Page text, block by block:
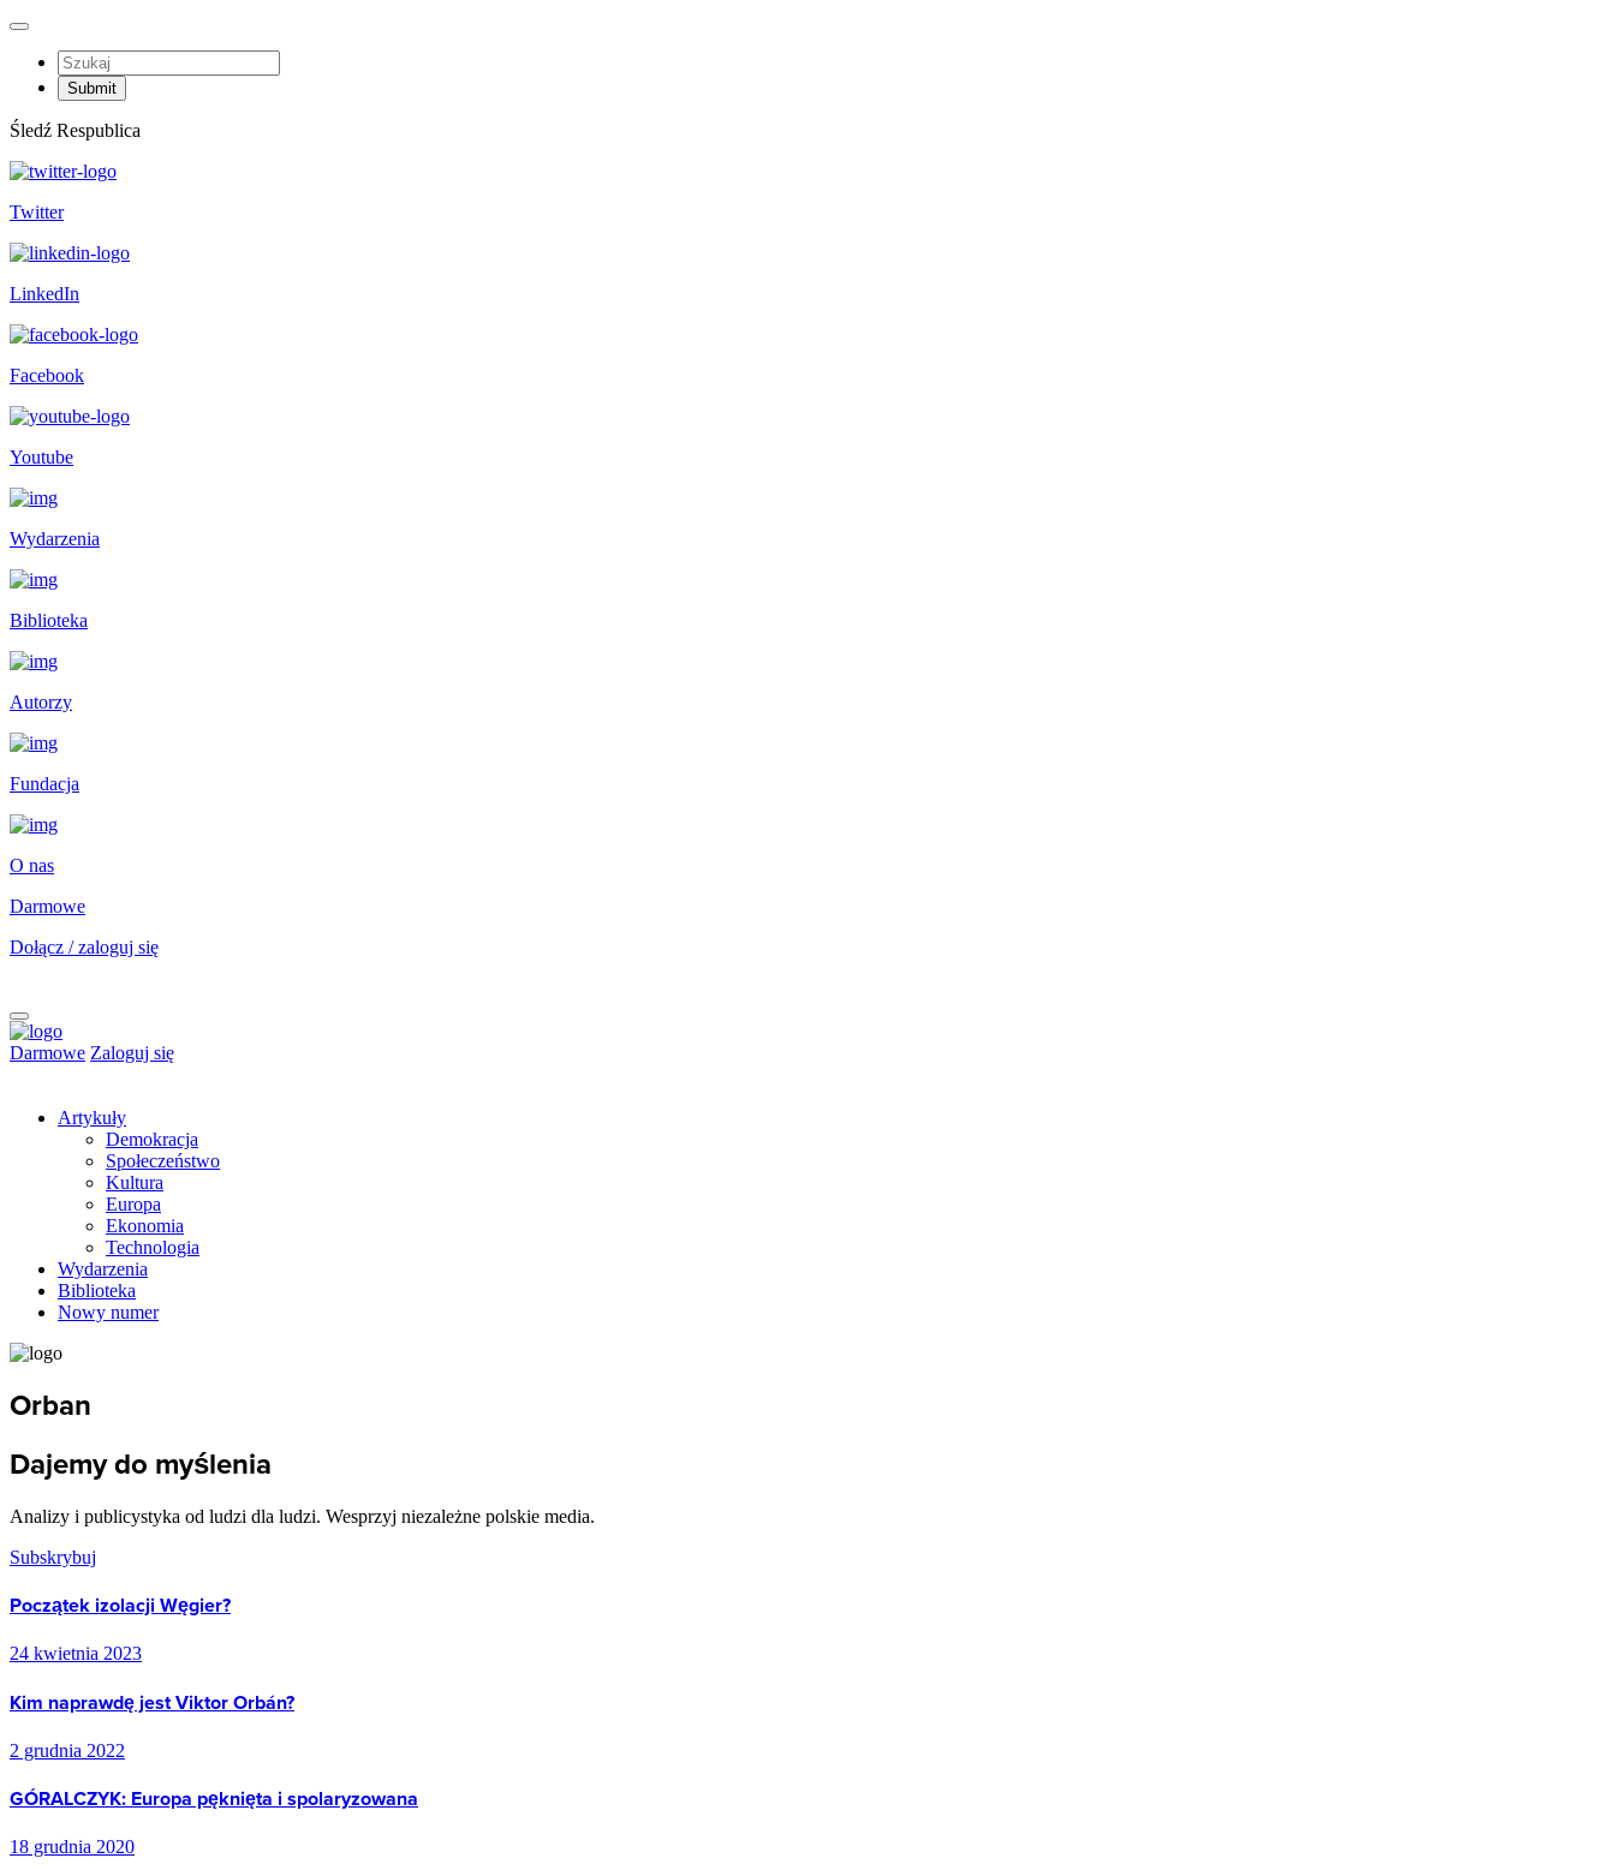
Śledź Respublica
Twitter
LinkedIn
Facebook
Youtube
Wydarzenia
Biblioteka
Autorzy
Fundacja
O nas
Darmowe
Dołącz / zaloguj się
Darmowe Zaloguj się
Artykuły
Demokracja
Społeczeństwo
Kultura
Europa
Ekonomia
Technologia
Wydarzenia
Biblioteka
Nowy numer
Orban
Dajemy do myślenia
Analizy i publicystyka od ludzi dla ludzi. Wesprzyj niezależne polskie media.
Subskrybuj
Początek izolacji Węgier?
24 kwietnia 2023
Kim naprawdę jest Viktor Orbán?
2 grudnia 2022
GÓRALCZYK: Europa pęknięta i spolaryzowana
18 grudnia 2020